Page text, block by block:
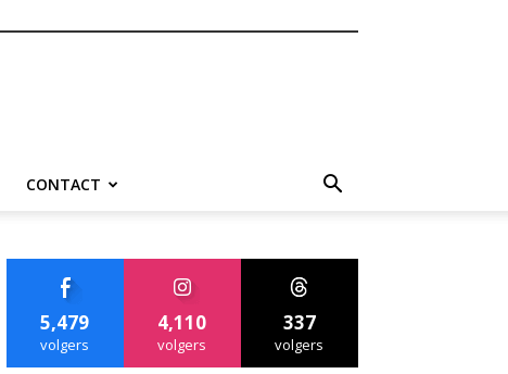
CONTACT
5,479
volgers
4,110
volgers
337
volgers